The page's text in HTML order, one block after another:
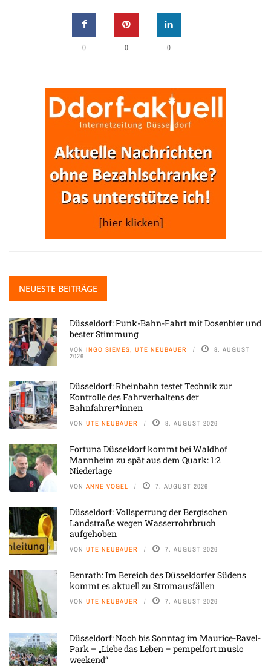
0 0 0
NEUESTE BEITRÄGE
Düsseldorf: Punk-Bahn-Fahrt mit Dosenbier und
bester Stimmung
VON INGO SIEMES, UTE NEUBAUER 8. AUGUST
2026
Düsseldorf: Rheinbahn testet Technik zur
Kontrolle des Fahrverhaltens der
Bahnfahrer*innen
VON UTE NEUBAUER 8. AUGUST 2026
Fortuna Düsseldorf kommt bei Waldhof
Mannheim zu spät aus dem Quark: 1:2
Niederlage
VON ANNE VOGEL 7. AUGUST 2026
Düsseldorf: Vollsperrung der Bergischen
Landstraße wegen Wasserrohrbruch
aufgehoben
VON UTE NEUBAUER 7. AUGUST 2026
Benrath: Im Bereich des Düsseldorfer Südens
kommt es aktuell zu Stromausfällen
VON UTE NEUBAUER 7. AUGUST 2026
Düsseldorf: Noch bis Sonntag im Maurice-Ravel-
Park – „Liebe das Leben – pempelfort music
weekend“